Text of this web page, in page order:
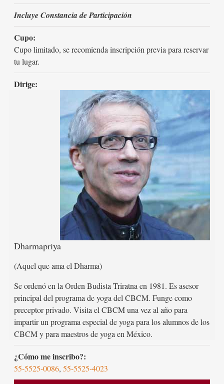
Incluye Constancia de Participación
Cupo:
Cupo limitado, se recomienda inscripción previa para reservar
tu lugar.
Dirige:
Dharmapriya
(Aquel que ama el Dharma)
Se ordenó en la Orden Budista Triratna en 1981. Es asesor
principal del programa de yoga del CBCM. Funge como
preceptor privado. Visita el CBCM una vez al año para
impartir un programa especial de yoga para los alumnos de los
CBCM y para maestros de yoga en México.
¿Cómo me inscribo?:
55-5525-0086,55-5525-4023